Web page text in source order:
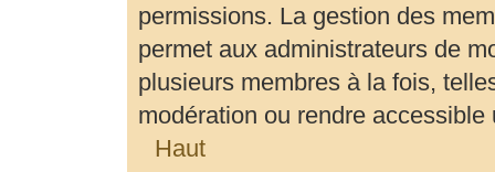
permissions. La gestion des
permet aux administrateurs de
plusieurs membres à la fois,
modération ou rendre accessible
Haut